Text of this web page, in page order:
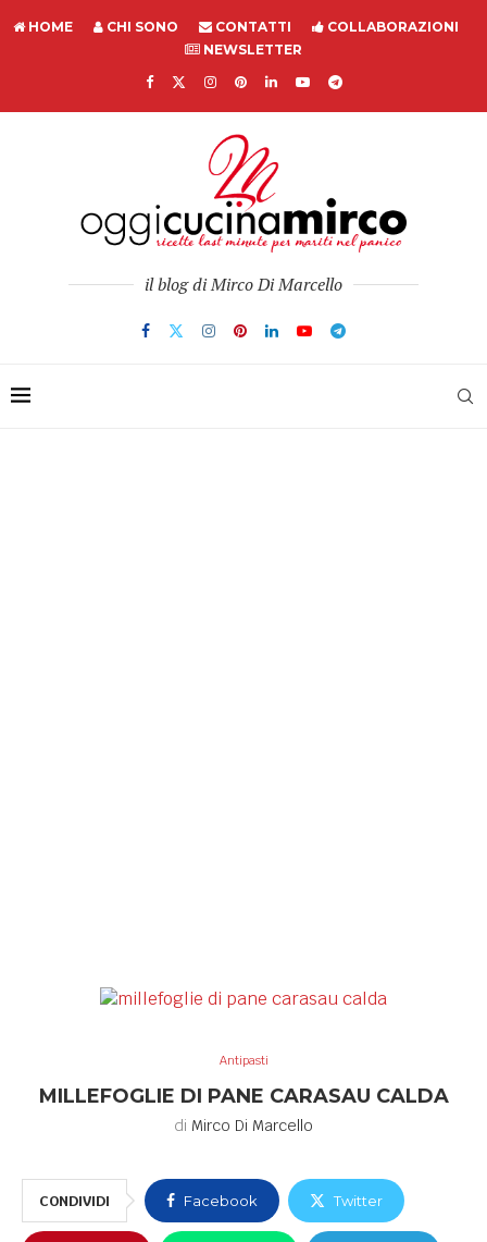
HOME CHI SONO CONTATTI
COLLABORAZIONI
NEWSLETTER
il blog di Mirco Di Marcello
Antipasti
MILLEFOGLIE DI PANE CARASAU CALDA
di Mirco Di Marcello
CONDIVIDI Facebook Twitter